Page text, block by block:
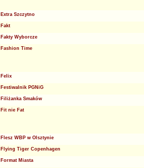
Extra Szczytno
Fakt
Fakty Wyborcze
Fashion Time
Felix
Festiwalnik PGNiG
Filiżanka Smaków
Fit nie Fat
Flesz WBP w Olsztynie
Flying Tiger Copenhagen
Format Miasta